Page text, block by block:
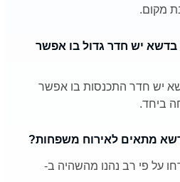
מקום.
בדשא יש חדר גדול בו אפשר
יש חדר התכנסות בו אפשר
ביחד.
מתאים לאירוח משפחות?
על פי רב נהנו מהשהיה ב-